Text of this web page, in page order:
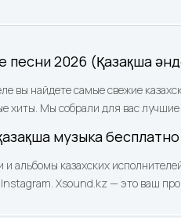
песни 2026 (Қазақша
вы найдете самые свежие
хиты. Мы собрали для вас
музыка бесплатно
и альбомы казахских
Xsound.kz — это ваш